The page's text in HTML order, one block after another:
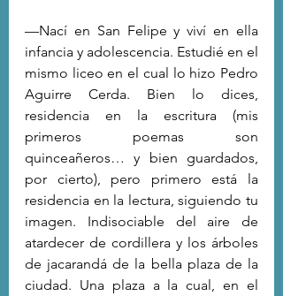
—Nací en San Felipe y viví en ella
infancia y adolescencia. Estudié en el
mismo liceo en el cual lo hizo Pedro
Aguirre Cerda. Bien lo dices,
residencia en la escritura (mis
primeros poemas son
quinceañeros… y bien guardados,
por cierto), pero primero está la
residencia en la lectura, siguiendo tu
imagen. Indisociable del aire de
atardecer de cordillera y los árboles
de jacarandá de la bella plaza de la
ciudad. Una plaza a la cual, en el